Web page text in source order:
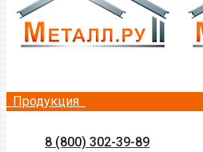
Продукция
8 (800) 302-39-89